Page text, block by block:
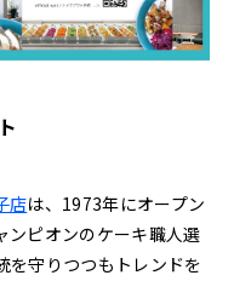
店は、1973年にオープン
ンピオンのケーキ職人選
を守りつつもトレンドを